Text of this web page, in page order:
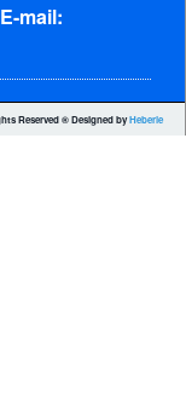
E-mail:
Reserved ® Designed byHeberle